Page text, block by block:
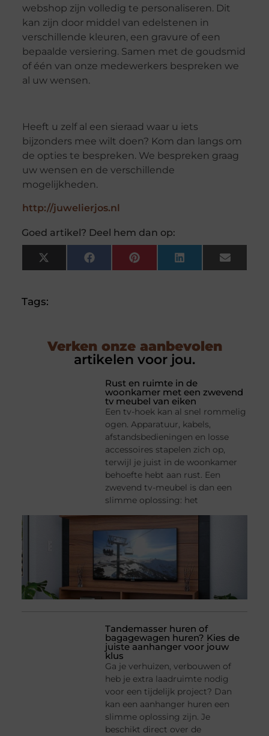
webshop zijn volledig te personaliseren. Dit
kan zijn door middel van edelstenen in
verschillende kleuren, een gravure of een
bepaalde versiering. Samen met de goudsmid
of één van onze medewerkers bespreken we
al uw wensen.
Heeft u zelf al een sieraad waar u iets
bijzonders mee wilt doen? Kom dan langs om
de opties te bespreken. We bespreken graag
uw wensen en de verschillende
mogelijkheden.
http://juwelierjos.nl
Goed artikel? Deel hem dan op:
X
(Twitter)
FacebookPinterestLinkedInEmail
Tags:
Verken onze aanbevolen
artikelen voor jou.
Rust en ruimte in de
woonkamer met een zwevend
tv meubel van eiken
Een tv-hoek kan al snel rommelig
ogen. Apparatuur, kabels,
afstandsbedieningen en losse
accessoires stapelen zich op,
terwijl je juist in de woonkamer
behoefte hebt aan rust. Een
zwevend tv-meubel is dan een
slimme oplossing: het
Tandemasser huren of
bagagewagen huren? Kies de
juiste aanhanger voor jouw
klus
Ga je verhuizen, verbouwen of
heb je extra laadruimte nodig
voor een tijdelijk project? Dan
kan een aanhanger huren een
slimme oplossing zijn. Je
beschikt direct over de